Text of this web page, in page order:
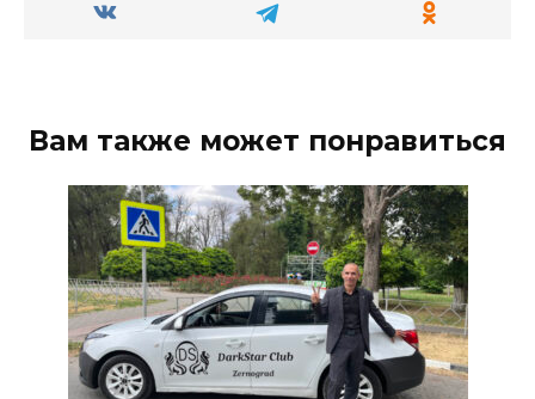
Вам также может понравиться